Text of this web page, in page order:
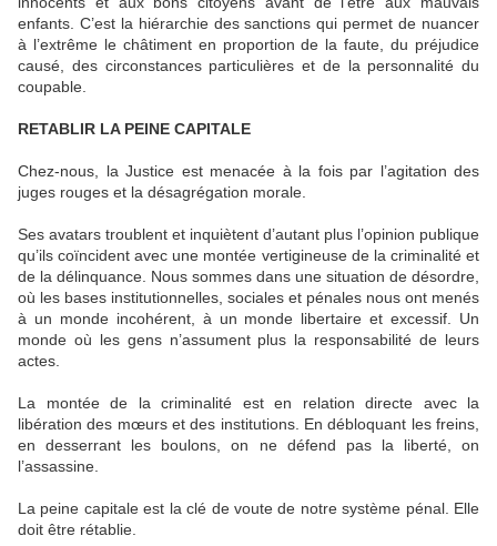
enfants. C’est la hiérarchie des sanctions qui permet de nuancer
à l’extrême le châtiment en proportion de la faute, du préjudice
causé, des circonstances particulières et de la personnalité du
coupable.
RETABLIR LA PEINE CAPITALE
Chez-nous, la Justice est menacée à la fois par l’agitation des
juges rouges et la désagrégation morale.
Ses avatars troublent et inquiètent d’autant plus l’opinion publique
qu’ils coïncident avec une montée vertigineuse de la criminalité et
de la délinquance. Nous sommes dans une situation de désordre,
où les bases institutionnelles, sociales et pénales nous ont menés
à un monde incohérent, à un monde libertaire et excessif. Un
monde où les gens n’assument plus la responsabilité de leurs
actes.
La montée de la criminalité est en relation directe avec la
libération des mœurs et des institutions. En débloquant les freins,
en desserrant les boulons, on ne défend pas la liberté, on
l’assassine.
La peine capitale est la clé de voute de notre système pénal. Elle
doit être rétablie.